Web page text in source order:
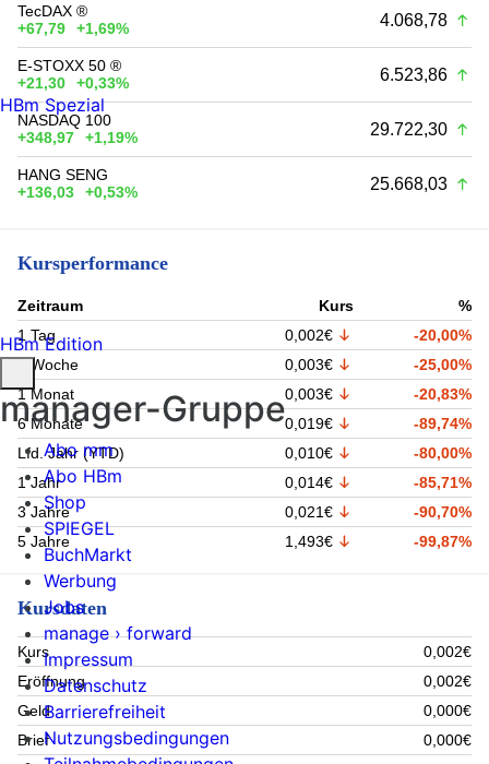
TecDAX ®
+67,79
+1,69% 4.068,78
E-STOXX 50 ®
+21,30
+0,33% 6.523,86
NASDAQ 100
+348,97
+1,19% 29.722,30
HANG SENG
+136,03
+0,53% 25.668,03
Kursperformance
Zeitraum Kurs
%
1 Tag
0,002€
-20,00%
1 Woche
0,003€
-25,00%
1 Monat
0,003€
-20,83%
6 Monate
0,019€
-89,74%
Lfd. Jahr (YTD)
0,010€
-80,00%
1 Jahr
0,014€
-85,71%
3 Jahre
0,021€
-90,70%
5 Jahre
1,493€ -99,87%
Kursdaten
Kurs
0,002€
Eröffnung
0,002€
Geld
0,000€
Brief
0,000€
HBm Spezial
HBm Edition
manager-Gruppe
Abo mm
Abo HBm
Shop
SPIEGEL
BuchMarkt
Werbung
Jobs
manage › forward
Impressum
Datenschutz
Barrierefreiheit
Nutzungsbedingungen